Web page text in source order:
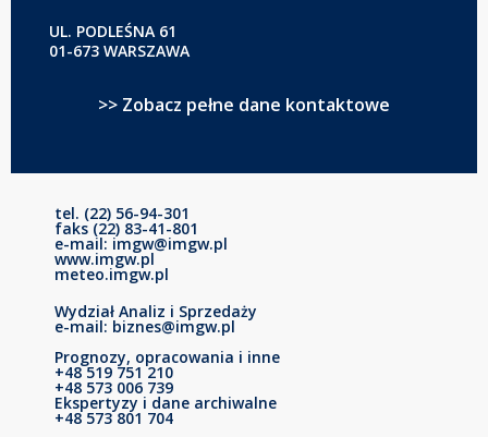
UL. PODLEŚNA 61
01-673 WARSZAWA
>> Zobacz pełne dane kontaktowe
tel. (22) 56-94-301
faks (22) 83-41-801
e-mail: imgw@imgw.pl
www.imgw.pl
meteo.imgw.pl
Wydział Analiz i Sprzedaży
e-mail: biznes@imgw.pl
Prognozy, opracowania i inne
+48 519 751 210
+48 573 006 739
Ekspertyzy i dane archiwalne
+48 573 801 704